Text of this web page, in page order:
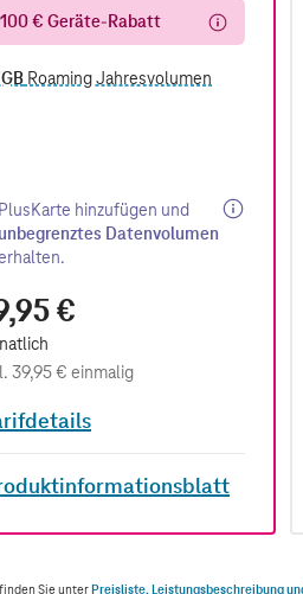
€ Geräte-Rabatt
Roaming Jahresvolumen
€
39,95 € einmalig
Sie unterPreisliste, Leistungsbeschreibung